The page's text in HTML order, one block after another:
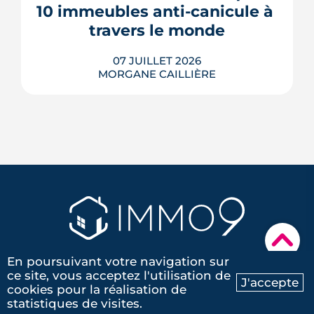
Ma recherche Contactez-nous
▾
terre aux r�...
LIRE L'ARTICLE
10 immeubles anti-canicule à
travers le monde
07 JUILLET 2026
MORGANE CAILLIÈRE
bioclimatique garde les bâtiments au
frais sans le moindre compresseur.
Tour d'horizon de dix réalisations qui
affrontent l'été sans climatisation, de ...
LIRE L'ARTICLE
2, rue de Jemmapes
44000 Nantes
En poursuivant votre navigation sur
ce site, vous acceptez l'utilisation de
cookies pour la réalisation de
statistiques de visites.
J'accepte